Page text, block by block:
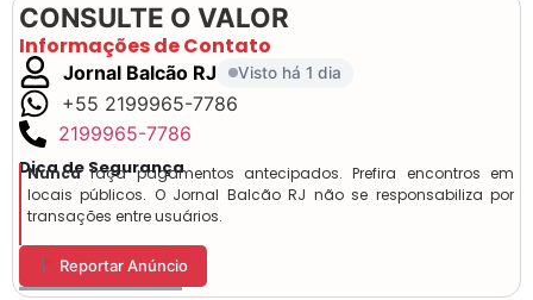
CONSULTE O VALOR
Informações de Contato
Jornal Balcão RJ Visto há 1 dia
+55 2199965-7786
2199965-7786
Dica de Segurança
Nuncafaça pagamentos antecipados. Prefira encontros em
locais públicos. O Jornal Balcão RJ não se responsabiliza por
transações entre usuários.
Reportar Anúncio